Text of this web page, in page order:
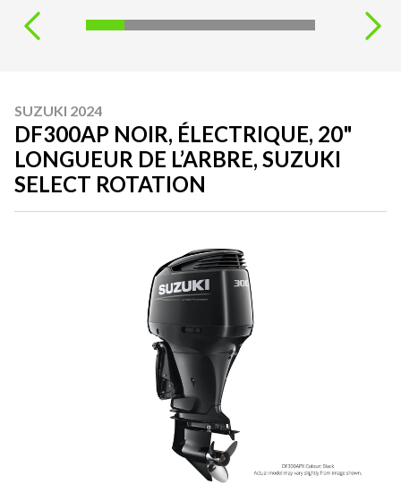
SUZUKI 2024
DF300AP NOIR, ÉLECTRIQUE, 20"
LONGUEUR DE L’ARBRE, SUZUKI
SELECT ROTATION